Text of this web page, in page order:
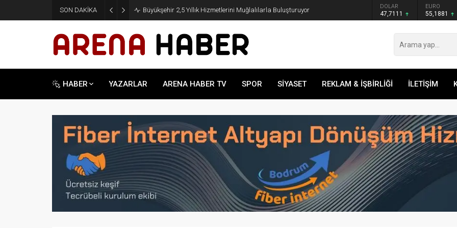
SON DAKİKA Büyükşehir 2,5 Yıllık Hizmetlerini Muğlalılarla Buluşturuyor DOLAR
47,7111
EURO
55,1881
HABER YAZARLAR ARENA HABER TV SPOR SİYASET REKLAM & İŞBİRLİĞİ İLETİŞİM